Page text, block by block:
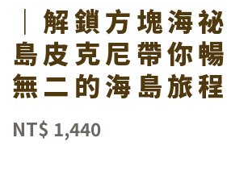
｜解鎖方塊海
島皮克尼帶你
無二的海島旅程
NT$ 1,440